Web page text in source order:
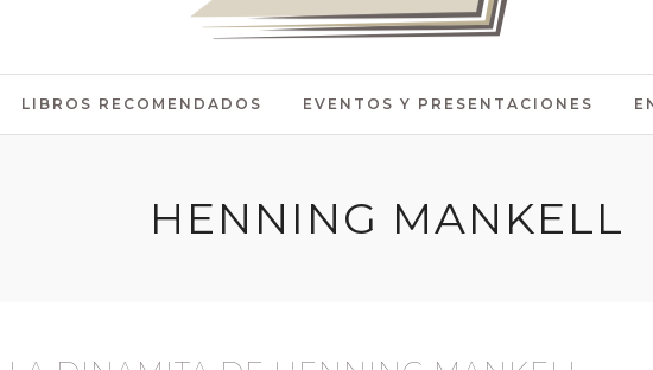
LIBROS RECOMENDADOS EVENTOS Y PRESENTACIONES
HENNING MANKELL